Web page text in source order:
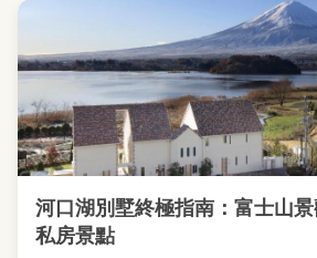
河口湖別墅終極指南：富士山
私房景點